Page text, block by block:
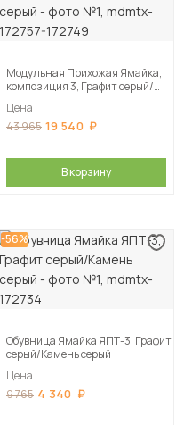
Модульная Прихожая Ямайка,
композиция 3, Графит серый/
Цена
43 965 19 540
В корзину
-56%
Обувница Ямайка ЯПТ-3, Графит
серый/Камень серый
Цена
9 765 4 340